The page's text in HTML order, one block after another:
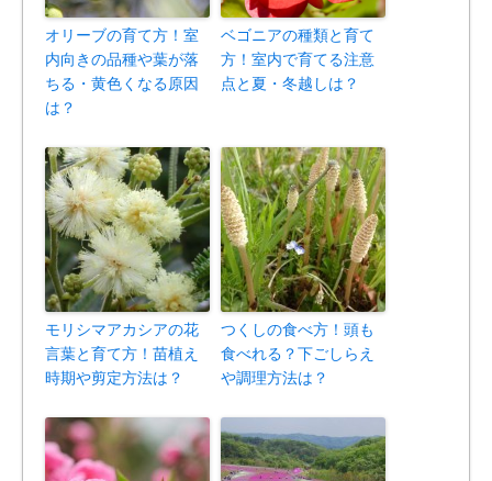
オリーブの育て方！室
内向きの品種や葉が落
ちる・黄色くなる原因
は？
ベゴニアの種類と育て
方！室内で育てる注意
点と夏・冬越しは？
モリシマアカシアの花
言葉と育て方！苗植え
時期や剪定方法は？
つくしの食べ方！頭も
食べれる？下ごしらえ
や調理方法は？